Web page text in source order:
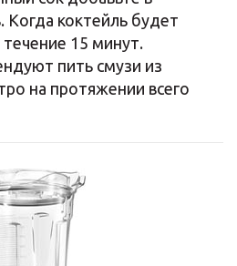
коктейль будет
15 минут.
пить смузи из
на протяжении всего